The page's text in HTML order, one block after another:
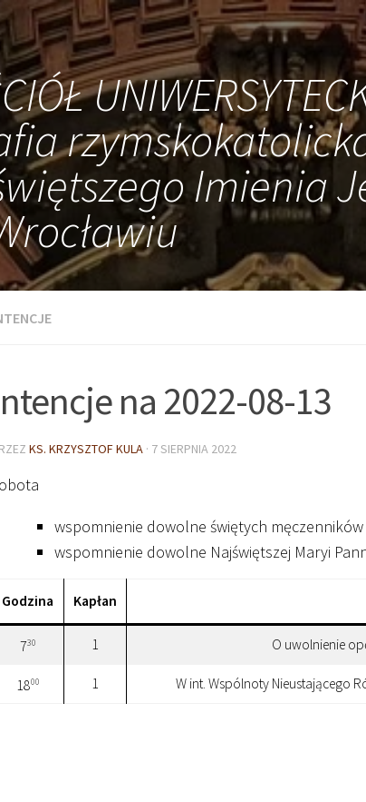
Imienia
na 2022-08-13
KS. KRZYSZTOF KULA · 7 SIERPNIA 2022
wspomnienie dowolne świętych
wspomnienie dowolne Najświętszej Maryi
Godzina Kapłan
730 1 O uwolnienie
1800 1 W int. Wspólnoty Nieustającego